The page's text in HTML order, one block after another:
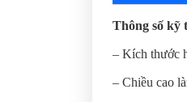
Thông số kỹ
– Kích thước
– Chiều cao